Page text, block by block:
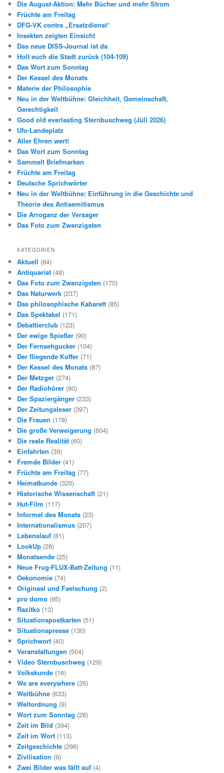
Die August-Aktion: Mehr Bücher und mehr Strom
Früchte am Freitag
DFG-VK contra „Ersatzdienst“
Insekten zeigten Einsicht
Das neue DISS-Journal ist da
Holt euch die Stadt zurück (104-109)
Das Wort zum Sonntag
Der Kessel des Monats
Materie der Philosophie
Neu in der Weltbühne: Gleichheit, Gemeinschaft,
Gerechtigkeit
Good old everlasting Sternbuschweg (Jüli 2026)
Ufo-Landeplatz
Aller Ehren wert!
Das Wort zum Sonntag
Sammelt Briefmarken
Früchte am Freitag
Deutsche Sprichwörter
Neu in der Weltbühne: Einführung in die Geschichte und
Theorie des Antisemitismus
Die Arroganz der Versager
Das Foto zum Zwanzigsten
KATEGORIEN
Aktuell (84)
Antiquariat (48)
Das Foto zum Zwanzigsten (170)
Das Naturwerk (237)
Das philosophische Kabarett (85)
Das Spektakel (171)
Debattierclub (123)
Der ewige Spießer (90)
Der Fernsehgucker (104)
Der fliegende Koffer (71)
Der Kessel des Monats (87)
Der Metzger (274)
Der Radiohörer (80)
Der Spaziergänger (233)
Der Zeitungsleser (397)
Die Frauen (178)
Die große Verweigerung (604)
Die reale Realität (60)
Einfahrten (39)
Fremde Bilder (41)
Früchte am Freitag (77)
Heimatkunde (320)
Historische Wissenschaft (21)
Hut-Film (117)
Informel des Monats (23)
Internationalismus (207)
Lebenslauf (81)
LookUp (28)
Monatsende (25)
Neue Frug-FLUX-Batt-Zeitung (11)
Oekonomie (74)
Originasl und Faelschung (2)
pro domo (95)
Razitko (13)
Situationspostkarten (51)
Situationspresse (130)
Sprichwort (40)
Veranstaltungen (504)
Video Sternbuschweg (129)
Volkskunde (16)
We are everywhere (35)
Weltbühne (633)
Weltordnung (9)
Wort zum Sonntag (28)
Zeit im Bild (394)
Zeit im Wort (113)
Zeitgeschichte (296)
Zivilisation (9)
Zwei Bilder was fällt auf (4)